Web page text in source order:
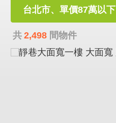
台北市、單價87萬以下
共 2,498 間物件